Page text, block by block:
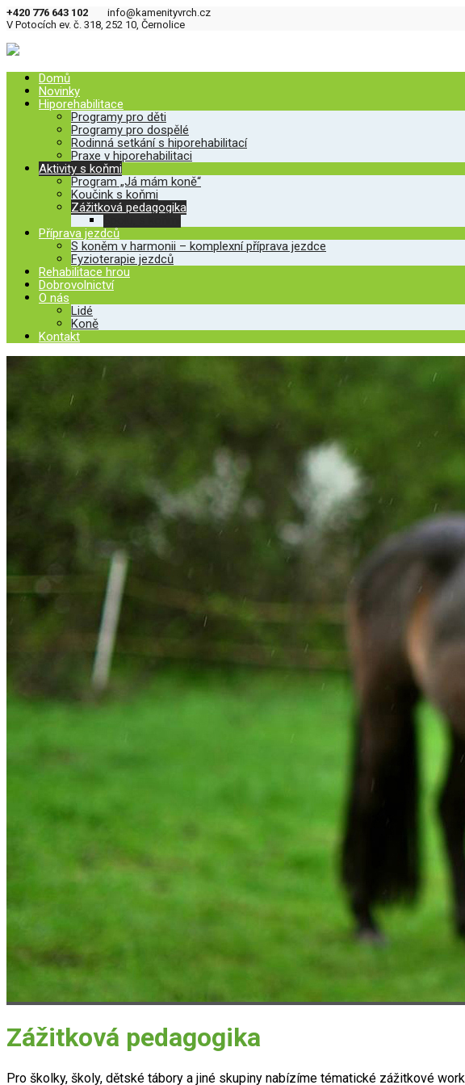
+420 776 643 102 info@kamenityvrch.cz
V Potocích ev. č. 318, 252 10, Černolice
Domů
Novinky
Hiporehabilitace
Programy pro děti
Programy pro dospělé
Rodinná setkání s hiporehabilitací
Praxe v hiporehabilitaci
Aktivity s koňmi
Program „Já mám koně“
Koučink s koňmi
Zážitková pedagogika
Příprava jezdců
S koněm v harmonii – komplexní příprava jezdce
Fyzioterapie jezdců
Rehabilitace hrou
Dobrovolnictví
O nás
Lidé
Koně
Kontakt
Zážitková pedagogika
Pro školky, školy, dětské tábory a jiné skupiny nabízíme tématické zážitkové